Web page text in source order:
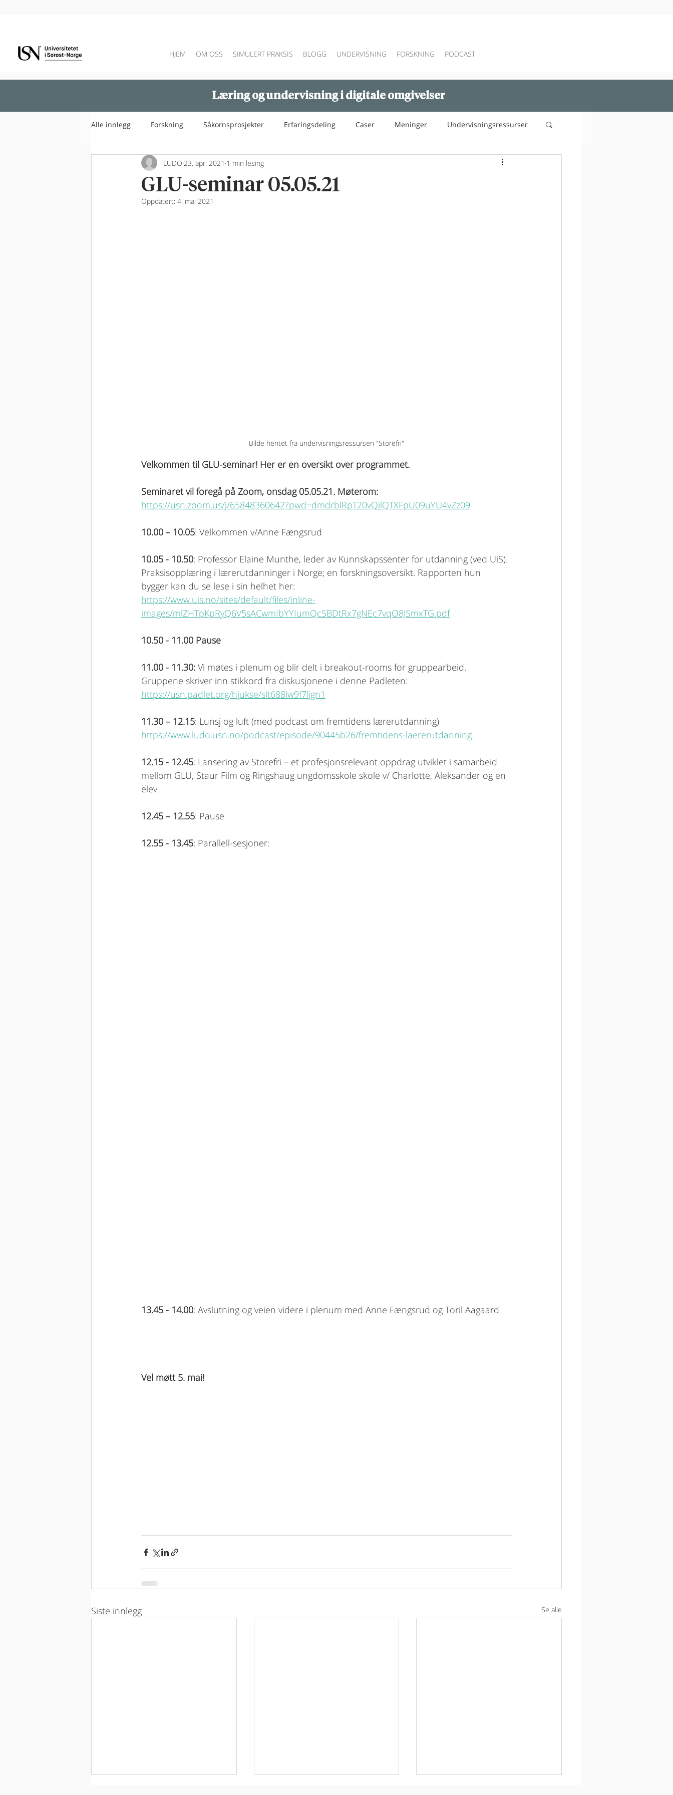
HJEM OM OSS SIMULERT PRAKSIS BLOGG UNDERVISNING FORSKNING PODCAST
Alle innlegg Forskning Såkornsprosjekter Erfaringsdeling Caser Meninger Undervisningsressurser
GLU-seminar 05.05.21
LUDO 23. apr. 2021 1 min lesing
Oppdatert: 4. mai 2021
Bilde hentet fra undervisningsressursen "Storefri"
Velkommen til GLU-seminar! Her er en oversikt over programmet.
Seminaret vil foregå på Zoom, onsdag 05.05.21. Møterom:
https://usn.zoom.us/j/65848360642?pwd=dmdrblRpT20vQjlQTXFpU09uYU4vZz09
10.00 – 10.05: Velkommen v/Anne Fængsrud
10.05 - 10.50: Professor Elaine Munthe, leder av Kunnskapssenter for utdanning (ved UiS).
Praksisopplæring i lærerutdanninger i Norge; en forskningsoversikt. Rapporten hun
bygger kan du se lese i sin helhet her:
https://www.uis.no/sites/default/files/inline-
images/mlZHTpKpRyQ6V5sACwmIbYYIumQcSBDtRx7gNEc7vqO8JSmxTG.pdf
10.50 - 11.00 Pause
11.00 - 11.30: Vi møtes i plenum og blir delt i breakout-rooms for gruppearbeid.
Gruppene skriver inn stikkord fra diskusjonene i denne Padleten:
https://usn.padlet.org/hjukse/slt688lw9f7ljgn1
11.30 – 12.15: Lunsj og luft (med podcast om fremtidens lærerutdanning)
https://www.ludo.usn.no/podcast/episode/90445b26/fremtidens-laererutdanning
12.15 - 12.45: Lansering av Storefri – et profesjonsrelevant oppdrag utviklet i samarbeid
mellom GLU, Staur Film og Ringshaug ungdomsskole skole v/ Charlotte, Aleksander og en
elev
12.45 – 12.55: Pause
12.55 - 13.45: Parallell-sesjoner:
13.45 - 14.00: Avslutning og veien videre i plenum med Anne Fængsrud og Toril Aagaard
Vel møtt 5. mai!
Siste innlegg Se alle
Læring og undervisning i digitale omgivelser